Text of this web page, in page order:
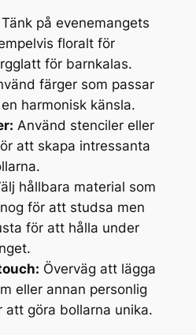
Tänk på evenemangets
floralt för
för barnkalas.
färger som passar
harmonisk känsla.
Använd stenciler eller
att skapa intressanta
hållbara material som
för att studsa men
för att hålla under
Överväg att lägga
eller annan personlig
att göra bollarna unika.